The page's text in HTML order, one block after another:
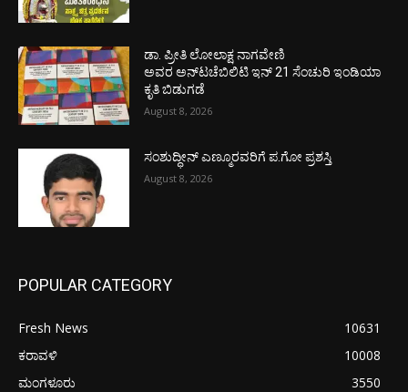
ಡಾ. ಪ್ರೀತಿ ಲೋಲಾಕ್ಷ ನಾಗವೇಣಿ
ಅವರ ಅನ್‌ಟಚೆಬಿಲಿಟಿ ಇನ್ 21 ಸೆಂಚುರಿ ಇಂಡಿಯಾ
ಕೃತಿ ಬಿಡುಗಡೆ
August 8, 2026
ಸಂಶುದ್ಧೀನ್ ಎಣ್ಮೂರವರಿಗೆ ಪ.ಗೋ ಪ್ರಶಸ್ತಿ
August 8, 2026
POPULAR CATEGORY
Fresh News
10631
ಕರಾವಳಿ
10008
ಮಂಗಳೂರು
3550